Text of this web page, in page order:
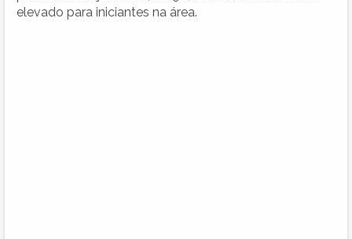
elevado para iniciantes na área.